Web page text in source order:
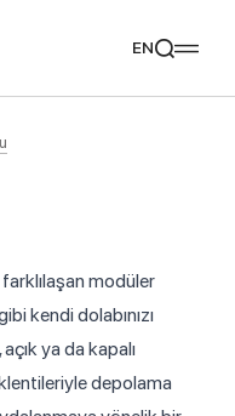
EN
modüler
kendi dolabınızı
ya da kapalı
depolama